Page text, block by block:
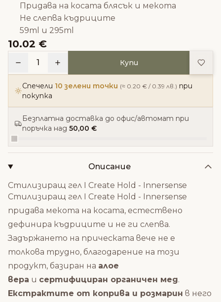
Придава на косата блясък и мекота
Не слепва къдриците
59ml и 295ml
10.02 €
1 Купи
Спечели 10 зелени точки (≈ 0.20 € / 0.39 лв.) при
покупка
Безплатна доставка до офис/автомат при
поръчка над 50,00 €
Описание
Стилизиращ гел I Create Hold - Innersense
Стилизиращ гел I Create Hold - Innersense
придава мекота на косата, естествено
дефинира къдриците и не ги слепва.
Задържането на прическата вече не е
толкова трудно, благодарение на този
продукт, базиран на алое
вера и сертифициран органичен мед.
Екстрактите от коприва и розмарин в него